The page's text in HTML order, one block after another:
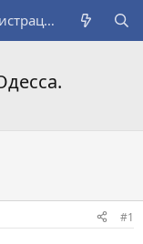
Регистрация
#1